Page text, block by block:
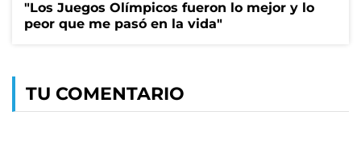
"Los Juegos Olímpicos fueron lo mejor y lo
peor que me pasó en la vida"
TU COMENTARIO